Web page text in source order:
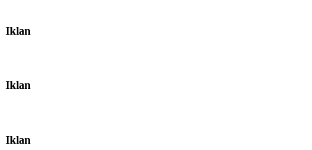
Iklan
Iklan
Iklan